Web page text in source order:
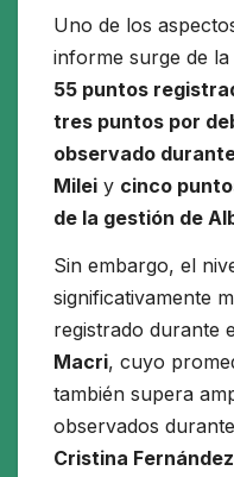
Uno de los
informe surge de
55 puntos
tres puntos por
observado
Milei y cinco
de la gestión de
Sin embargo, el
significativamente
registrado durante
Macri, cuyo
también supera
observados
Cristina